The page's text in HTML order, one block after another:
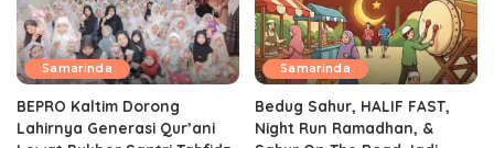
Samarinda
BEPRO Kaltim Dorong
Lahirnya Generasi Qur’ani
Samarinda
Bedug Sahur, HALIF FAST,
Night Run Ramadhan, &